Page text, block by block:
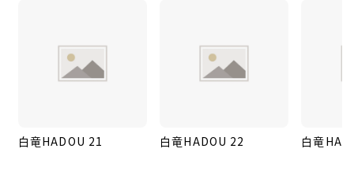
白竜HADOU 21 白竜HADOU 22 白竜